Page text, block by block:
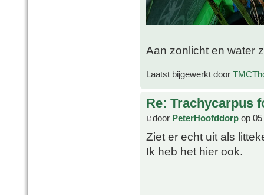
Aan zonlicht en water
Laatst bijgewerkt door
Re: Trachycarpus
door PeterHoofddorp op
Ziet er echt uit als
Ik heb het hier ook.